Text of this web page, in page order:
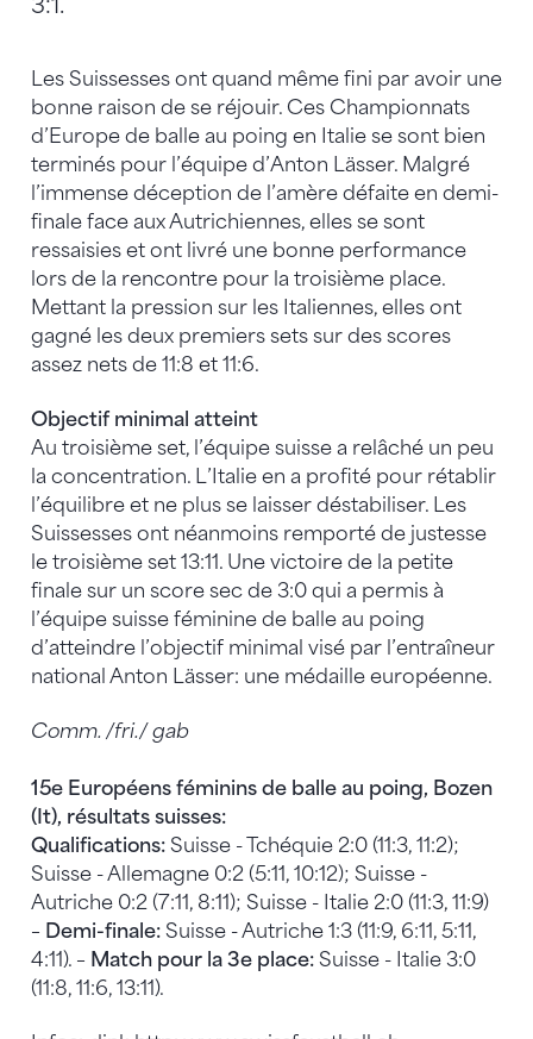
Les Suissesses ont quand même fini par avoir une
bonne raison de se réjouir. Ces Championnats
d’Europe de balle au poing en Italie se sont bien
terminés pour l’équipe d’Anton Lässer. Malgré
l’immense déception de l’amère défaite en demi-
finale face aux Autrichiennes, elles se sont
ressaisies et ont livré une bonne performance
lors de la rencontre pour la troisième place.
Mettant la pression sur les Italiennes, elles ont
gagné les deux premiers sets sur des scores
assez nets de 11:8 et 11:6.
Objectif minimal atteint
Au troisième set, l’équipe suisse a relâché un peu
la concentration. L’Italie en a profité pour rétablir
l’équilibre et ne plus se laisser déstabiliser. Les
Suissesses ont néanmoins remporté de justesse
le troisième set 13:11. Une victoire de la petite
finale sur un score sec de 3:0 qui a permis à
l’équipe suisse féminine de balle au poing
d’atteindre l’objectif minimal visé par l’entraîneur
national Anton Lässer: une médaille européenne.
Comm. /fri./ gab
15e Européens féminins de balle au poing, Bozen
(It), résultats suisses:
Qualifications: Suisse - Tchéquie 2:0 (11:3, 11:2);
Suisse - Allemagne 0:2 (5:11, 10:12); Suisse -
Autriche 0:2 (7:11, 8:11); Suisse - Italie 2:0 (11:3, 11:9)
– Demi-finale: Suisse - Autriche 1:3 (11:9, 6:11, 5:11,
4:11). – Match pour la 3e place: Suisse - Italie 3:0
(11:8, 11:6, 13:11).